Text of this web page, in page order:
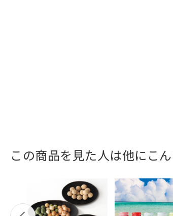
この商品を見た人は他にこ